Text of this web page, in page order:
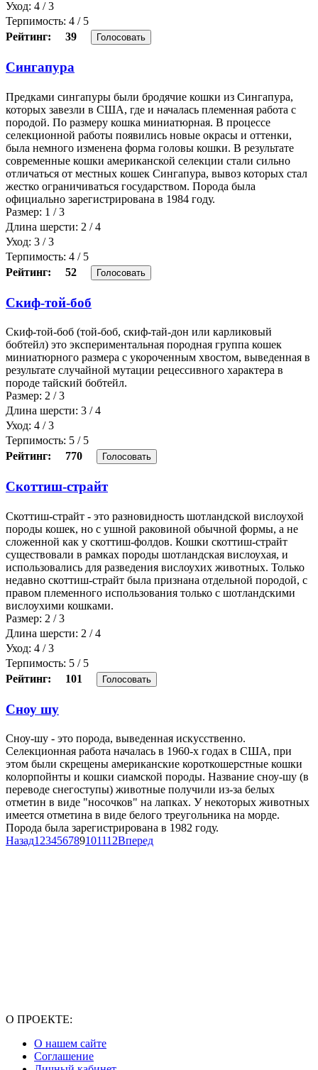
Уход: 4 / 3
Терпимость: 4 / 5
Рейтинг:
39 Голосовать
Сингапура
Предками сингапуры были бродячие кошки из Сингапура,
которых завезли в США, где и началась племенная работа с
породой. По размеру кошка миниатюрная. В процессе
селекционной работы появились новые окрасы и оттенки,
была немного изменена форма головы кошки. В результате
современные кошки американской селекции стали сильно
отличаться от местных кошек Сингапура, вывоз которых стал
жестко ограничиваться государством. Порода была
официально зарегистрирована в 1984 году.
Размер: 1 / 3
Длина шерсти: 2 / 4
Уход: 3 / 3
Терпимость: 4 / 5
Рейтинг:
52 Голосовать
Скиф-той-боб
Скиф-той-боб (той-боб, скиф-тай-дон или карликовый
бобтейл) это экспериментальная породная группа кошек
миниатюрного размера с укороченным хвостом, выведенная в
результате случайной мутации рецессивного характера в
породе тайский бобтейл.
Размер: 2 / 3
Длина шерсти: 3 / 4
Уход: 4 / 3
Терпимость: 5 / 5
Рейтинг:
770 Голосовать
Скоттиш-страйт
Скоттиш-страйт - это разновидность шотландской вислоухой
породы кошек, но с ушной раковиной обычной формы, а не
сложенной как у скоттиш-фолдов. Кошки скоттиш-страйт
существовали в рамках породы шотландская вислоухая, и
использовались для разведения вислоухих животных. Только
недавно скоттиш-страйт была признана отдельной породой, с
правом племенного использования только с шотландскими
вислоухими кошками.
Размер: 2 / 3
Длина шерсти: 2 / 4
Уход: 4 / 3
Терпимость: 5 / 5
Рейтинг:
101 Голосовать
Сноу шу
Сноу-шу - это порода, выведенная искусственно.
Селекционная работа началась в 1960-х годах в США, при
этом были скрещены американские короткошерстные кошки
колорпойнты и кошки сиамской породы. Название сноу-шу (в
переводе снегоступы) животные получили из-за белых
отметин в виде "носочков" на лапках. У некоторых животных
имеется отметина в виде белого треугольника на морде.
Порода была зарегистрирована в 1982 году.
Назад1 23456789101112Вперед
О ПРОЕКТЕ:
О нашем сайте
Соглашение